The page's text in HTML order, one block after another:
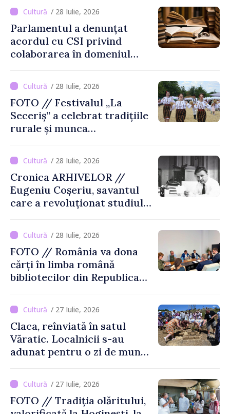
de-a șasea ediție
/ 28 Iulie, 2026
Parlamentul a denunțat
acordul cu CSI privind
colaborarea în domeniul
/ 28 Iulie, 2026
FOTO // Festivalul „La
Seceriș” a celebrat tradițiile
rurale și munca
/ 28 Iulie, 2026
Cronica ARHIVELOR //
Eugeniu Coșeriu, savantul
care a revoluționat studiul
/ 28 Iulie, 2026
FOTO // România va dona
cărți în limba română
bibliotecilor din Republica
/ 27 Iulie, 2026
Claca, reînviată în satul
Văratic. Localnicii s-au
adunat pentru o zi de muncă
/ 27 Iulie, 2026
FOTO // Tradiția olăritului,